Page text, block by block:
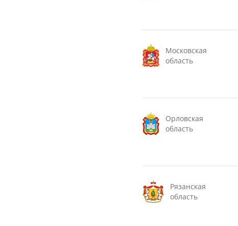
Московская
область
Орловская
область
Рязанская
область